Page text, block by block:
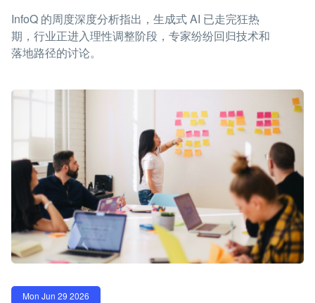
InfoQ 的周度深度分析指出，生成式 AI 已走完狂热
期，行业正进入理性调整阶段，专家纷纷回归技术和
落地路径的讨论。
Mon Jun 29 2026